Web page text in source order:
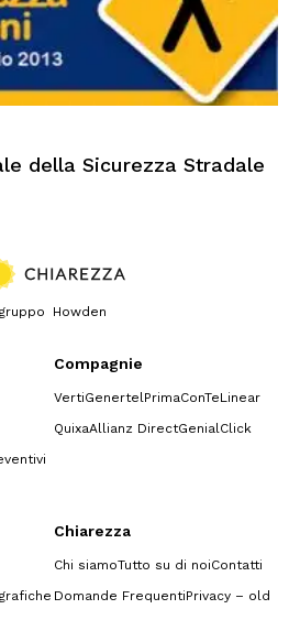
della Sicurezza Stradale
Howden
Compagnie
VertiGenertel PrimaConTeLinear
QuixaAllianz DirectGenialClick
Chiarezza
Chi siamoTutto su di noiContatti
Domande FrequentiPrivacy – old